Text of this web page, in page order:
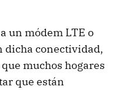
un módem LTE o
dicha conectividad,
muchos hogares
que están